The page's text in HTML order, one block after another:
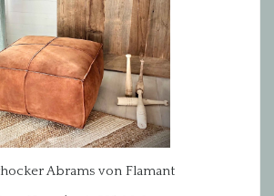
Abrams von Flamant